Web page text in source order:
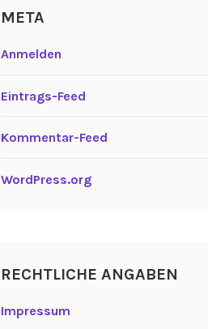
META
Anmelden
Eintrags-Feed
Kommentar-Feed
WordPress.org
RECHTLICHE ANGABEN
Impressum